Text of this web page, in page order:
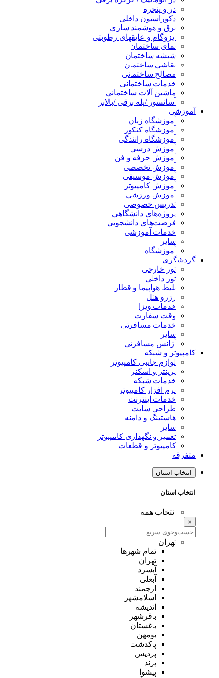
در و پنجره
دکوراسیون داخلی
برق و هوشمند سازی
ایزوگام و عایقهای رطوبتی
نمای ساختمان
شیشه ساختمان
نقاشی ساختمان
مصالح ساختمانی
خدمات ساختمانی
ماشین آلات ساختمانی
آسانسور /پله برقی /بالابر
آموزشی
آموزشگاه زبان
آموزشگاه کنکور
آموزشگاه رانندگی
آموزش درسی
آموزش حرفه و فن
آموزش تخصصی
آموزش موسیقی
آموزش کامپیوتر
آموزش ورزشی
تدریس خصوصی
پروژه‌های دانشگاهی
فرصت‌های دانشجویی
خدمات آموزشی
سایر
آموزشگاه
گردشگری
تور خارجی
تور داخلی
بلیط هواپیما و قطار
رزرو هتل
خدمات ویزا
وقت سفارت
خدمات مسافرتی
سایر
آژانس مسافرتی
کامپیوتر و شبکه
لوازم جانبی کامپیوتر
پرینتر و اسکنر
خدمات شبکه
نرم افزار کامپیوتر
خدمات اینترنت
طراحی سایت
هاستینگ و دامنه
سایر
تعمیر و نگهداری کامپیوتر
کامپیوتر و قطعات
متفرقه
انتخاب استان
انتخاب استان
انتخاب همه
×
تهران
تمام شهر‌ها
تهران
آبسرد
آبعلی
ارجمند
اسلامشهر
اندیشه
باقرشهر
باغستان
بومهن
پاکدشت
پردیس
پرند
پیشوا